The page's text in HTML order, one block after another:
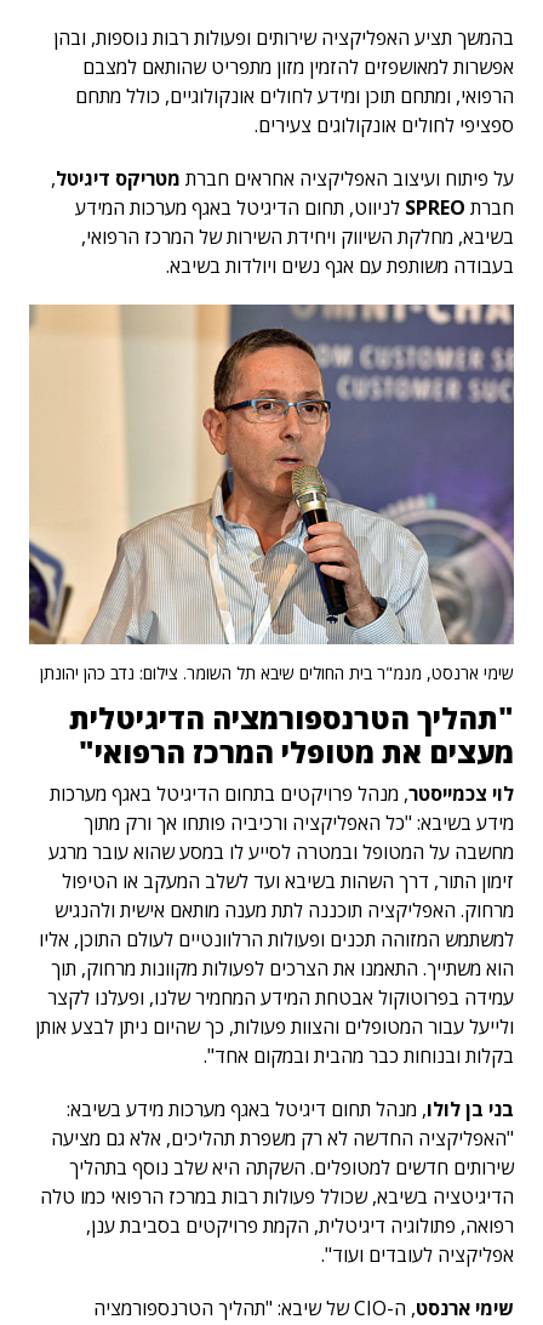
בהמשך תציע האפליקציה שירותים ופעולות רבות נוספות, ובהן
אפשרות למאושפזים להזמין מזון מתפריט שהותאם למצבם
הרפואי, ומתחם תוכן ומידע לחולים אונקולוגיים, כולל מתחם
ספציפי לחולים אונקולוגים צעירים.
על פיתוח ועיצוב האפליקציה אחראים חברת מטריקס דיגיטל,
חברת SPREO לניווט, תחום הדיגיטל באגף מערכות המידע
בשיבא, מחלקת השיווק ויחידת השירות של המרכז הרפואי,
בעבודה משותפת עם אגף נשים ויולדות בשיבא.
שימי ארנסט, מנמ"ר בית החולים שיבא תל השומר. צילום: נדב כהן יהונתן
"תהליך הטרנספורמציה הדיגיטלית
מעצים את מטופלי המרכז הרפואי"
לוי צכמייסטר, מנהל פרויקטים בתחום הדיגיטל באגף מערכות
מידע בשיבא: "כל האפליקציה ורכיביה פותחו אך ורק מתוך
מחשבה על המטופל ובמטרה לסייע לו במסע שהוא עובר מרגע
זימון התור, דרך השהות בשיבא ועד לשלב המעקב או הטיפול
מרחוק. האפליקציה תוכננה לתת מענה מותאם אישית ולהנגיש
למשתמש המזוהה תכנים ופעולות הרלוונטיים לעולם התוכן, אליו
הוא משתייך. התאמנו את הצרכים לפעולות מקוונות מרחוק, תוך
עמידה בפרוטוקול אבטחת המידע המחמיר שלנו, ופעלנו לקצר
ולייעל עבור המטופלים והצוות פעולות, כך שהיום ניתן לבצע אותן
בקלות ובנוחות כבר מהבית ובמקום אחד".
בני בן לולו, מנהל תחום דיגיטל באגף מערכות מידע בשיבא:
"האפליקציה החדשה לא רק משפרת תהליכים, אלא גם מציעה
שירותים חדשים למטופלים. השקתה היא שלב נוסף בתהליך
הדיגיטציה בשיבא, שכולל פעולות רבות במרכז הרפואי כמו טלה
רפואה, פתולוגיה דיגיטלית, הקמת פרויקטים בסביבת ענן,
אפליקציה לעובדים ועוד".
שימי ארנסט
, ה-CIO של שיבא: "תהליך הטרנספורמציה